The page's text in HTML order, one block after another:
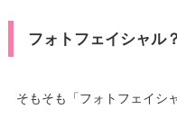
フォトフェイシャル
そもそも「フォトフェイシ